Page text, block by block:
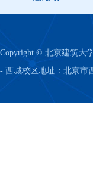
Copyright © 北京建筑大
- 西城校区地址：北京市